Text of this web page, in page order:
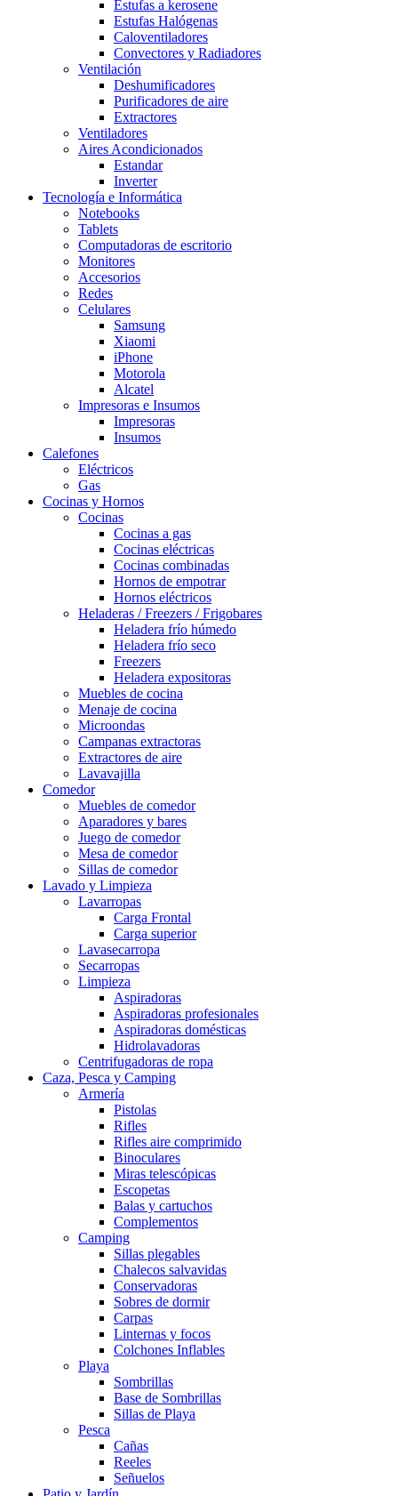
Estufas a kerosene
Estufas Halógenas
Caloventiladores
Convectores y Radiadores
Ventilación
Deshumificadores
Purificadores de aire
Extractores
Ventiladores
Aires Acondicionados
Estandar
Inverter
Tecnología e Informática
Notebooks
Tablets
Computadoras de escritorio
Monitores
Accesorios
Redes
Celulares
Samsung
Xiaomi
iPhone
Motorola
Alcatel
Impresoras e Insumos
Impresoras
Insumos
Calefones
Eléctricos
Gas
Cocinas y Hornos
Cocinas
Cocinas a gas
Cocinas eléctricas
Cocinas combinadas
Hornos de empotrar
Hornos eléctricos
Heladeras / Freezers / Frigobares
Heladera frío húmedo
Heladera frío seco
Freezers
Heladera expositoras
Muebles de cocina
Menaje de cocina
Microondas
Campanas extractoras
Extractores de aire
Lavavajilla
Comedor
Muebles de comedor
Aparadores y bares
Juego de comedor
Mesa de comedor
Sillas de comedor
Lavado y Limpieza
Lavarropas
Carga Frontal
Carga superior
Lavasecarropa
Secarropas
Limpieza
Aspiradoras
Aspiradoras profesionales
Aspiradoras domésticas
Hidrolavadoras
Centrifugadoras de ropa
Caza, Pesca y Camping
Armería
Pistolas
Rifles
Rifles aire comprimido
Binoculares
Miras telescópicas
Escopetas
Balas y cartuchos
Complementos
Camping
Sillas plegables
Chalecos salvavidas
Conservadoras
Sobres de dormir
Carpas
Linternas y focos
Colchones Inflables
Playa
Sombrillas
Base de Sombrillas
Sillas de Playa
Pesca
Cañas
Reeles
Señuelos